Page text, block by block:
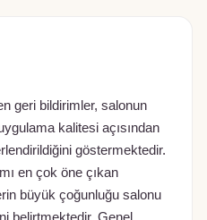
geri bildirimler, salonun
kalitesi açısından
göstermektedir.
en çok öne çıkan
büyük çoğunluğu salonu